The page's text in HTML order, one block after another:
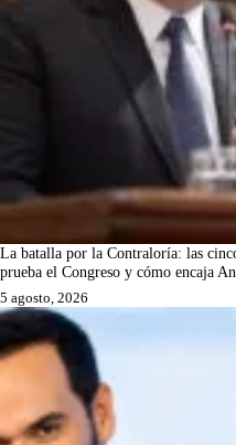
La batalla por la Contraloría: las
prueba el Congreso y cómo encaja
5 agosto, 2026